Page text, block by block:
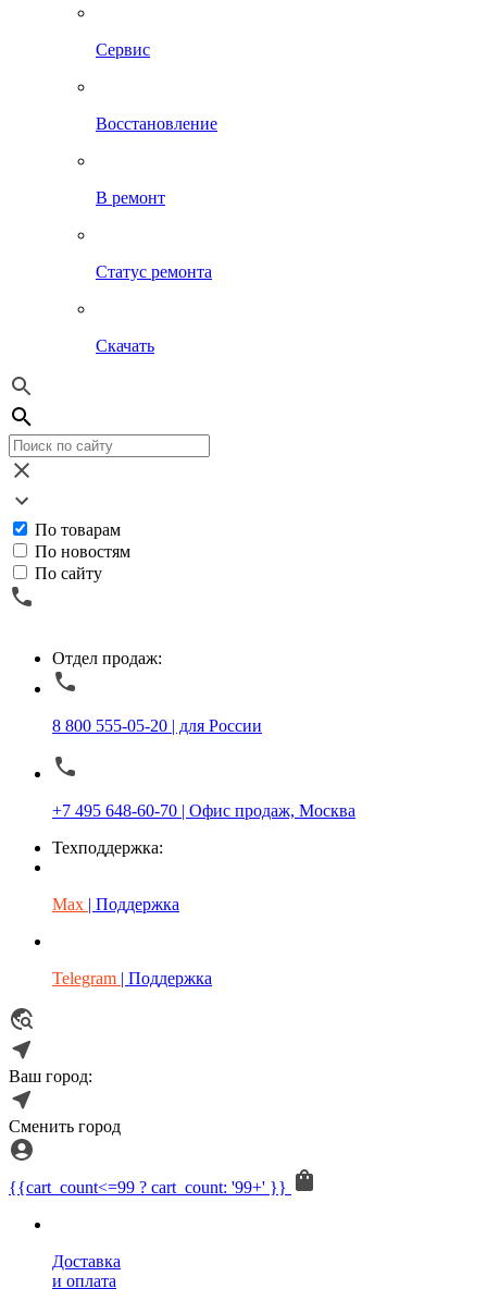
Сервис
Восстановление
В ремонт
Статус ремонта
Скачать
По товарам
По новостям
По сайту
Отдел продаж:
8 800 555-05-20 | для России
+7 495 648-60-70 | Офис продаж, Москва
Техподдержка:
Max | Поддержка
Telegram | Поддержка
Ваш город:
Сменить город
{{cart_count<=99 ? cart_count: '99+' }}
Доставка
и оплата